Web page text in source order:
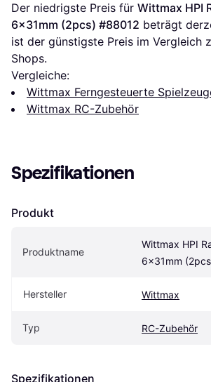
Der niedrigste Preis für Wittmax HPI
6x31mm (2pcs) #88012 beträgt
ist der günstigste Preis im Vergleich
Shops.
Vergleiche:
Wittmax Ferngesteuerte
Wittmax RC-Zubehör
Spezifikationen
Produkt
Produktname
Wittmax HPI
6x31mm
Hersteller Wittmax
Typ RC-Zubehör
Spezifikationen